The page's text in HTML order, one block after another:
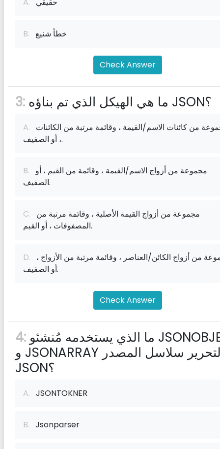
B. خطأ شنيع
Check Answer
3: ما هي الهيكل الذي تم بناؤه JSON؟
A.
، أو الصفيف.
B.
الصفيف.
C.
المصفوفات ، أو القيم.
D.
أو الصفيف.
Check Answer
4:
و JSONARRAY لتحرير سلاسل المصدر
JSON؟
A. JSONTOKNER
B. Jsonparser